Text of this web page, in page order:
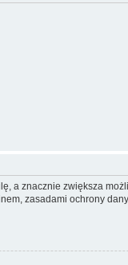
a znacznie zwiększa
zasadami ochrony